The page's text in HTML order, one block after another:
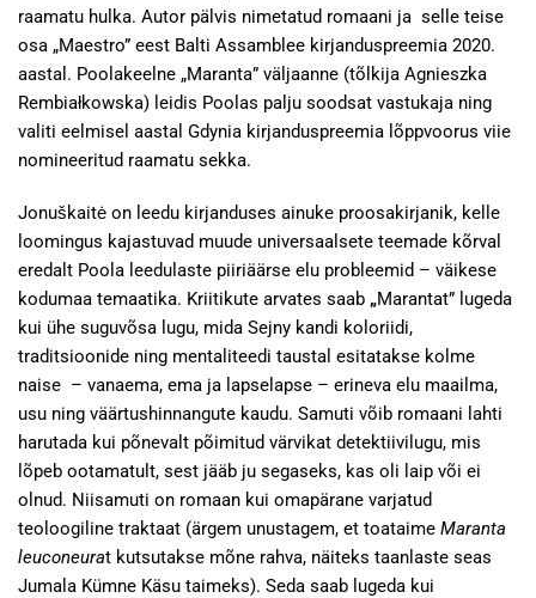
raamatu hulka. Autor pälvis nimetatud romaani ja selle teise
osa „Maestro” eest Balti Assamblee kirjanduspreemia 2020.
aastal. Poolakeelne „Maranta” väljaanne (tõlkija Agnieszka
Rembiałkowska) leidis Poolas palju soodsat vastukaja ning
valiti eelmisel aastal Gdynia kirjanduspreemia lõppvoorus viie
nomineeritud raamatu sekka.
Jonuškaitė on leedu kirjanduses ainuke proosakirjanik, kelle
loomingus kajastuvad muude universaalsete teemade kõrval
eredalt Poola leedulaste piiriäärse elu probleemid – väikese
kodumaa temaatika. Kriitikute arvates saab „Marantat” lugeda
kui ühe suguvõsa lugu, mida Sejny kandi koloriidi,
traditsioonide ning mentaliteedi taustal esitatakse kolme
naise – vanaema, ema ja lapselapse – erineva elu maailma,
usu ning väärtushinnangute kaudu. Samuti võib romaani lahti
harutada kui põnevalt põimitud värvikat detektiivilugu, mis
lõpeb ootamatult, sest jääb ju segaseks, kas oli laip või ei
olnud. Niisamuti on romaan kui omapärane varjatud
teoloogiline traktaat (ärgem unustagem, et toataime Maranta
leuconeurat kutsutakse mõne rahva, näiteks taanlaste seas
Jumala Kümne Käsu taimeks). Seda saab lugeda kui